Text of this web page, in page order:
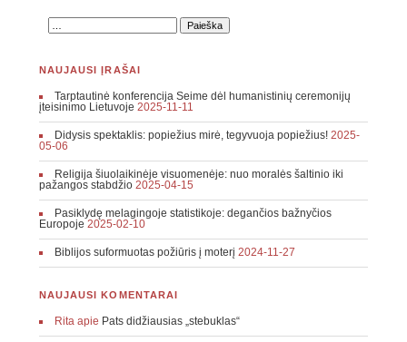
NAUJAUSI ĮRAŠAI
Tarptautinė konferencija Seime dėl humanistinių ceremonijų
įteisinimo Lietuvoje 2025-11-11
Didysis spektaklis: popiežius mirė, tegyvuoja popiežius! 2025-
05-06
Religija šiuolaikinėje visuomenėje: nuo moralės šaltinio iki
pažangos stabdžio 2025-04-15
Pasiklydę melagingoje statistikoje: degančios bažnyčios
Europoje 2025-02-10
Biblijos suformuotas požiūris į moterį 2024-11-27
NAUJAUSI KOMENTARAI
Ritaapie Pats didžiausias „stebuklas“